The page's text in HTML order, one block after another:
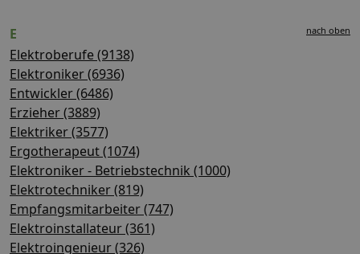
E nach oben
Elektroberufe (9138)
Elektroniker (6936)
Entwickler (6486)
Erzieher (3889)
Elektriker (3577)
Ergotherapeut (1074)
Elektroniker - Betriebstechnik (1000)
Elektrotechniker (819)
Empfangsmitarbeiter (747)
Elektroinstallateur (361)
Elektroingenieur (326)